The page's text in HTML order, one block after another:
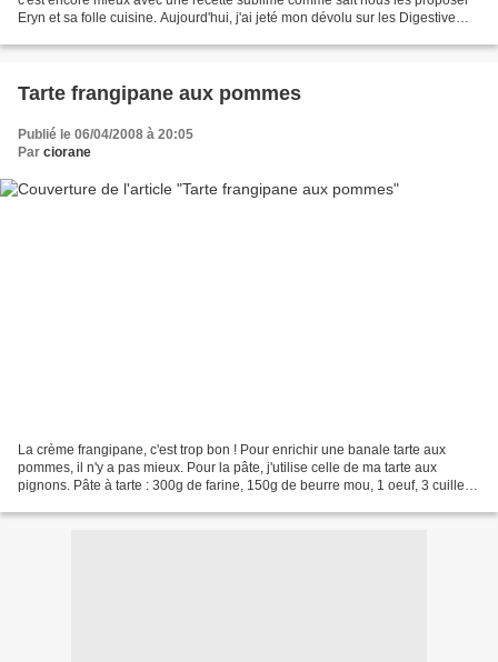
Eryn et sa folle cuisine. Aujourd'hui, j'ai jeté mon dévolu sur les Digestive
Tarte frangipane aux pommes
Publié le 06/04/2008 à 20:05
Par ciorane
La crème frangipane, c'est trop bon ! Pour enrichir une banale tarte aux
pommes, il n'y a pas mieux. Pour la pâte, j'utilise celle de ma tarte aux
pignons. Pâte à tarte : 300g de farine, 150g de beurre mou, 1 oeuf, 3 cuillers